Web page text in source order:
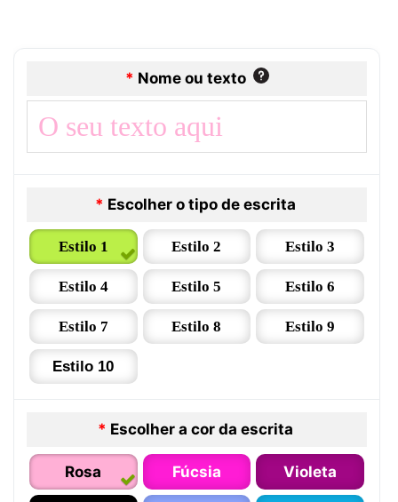
* Nome ou texto
* Escolher o tipo de escrita
Estilo 1 Estilo 2 Estilo 3
Estilo 4 Estilo 5 Estilo 6
Estilo 7 Estilo 8 Estilo 9
Estilo 10
* Escolher a cor da escrita
Rosa Fúcsia Violeta